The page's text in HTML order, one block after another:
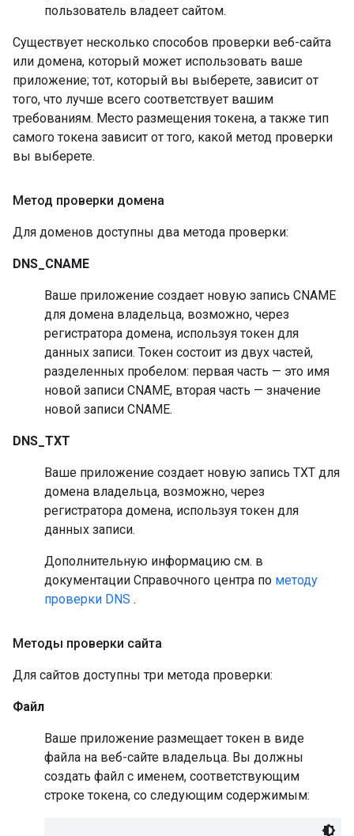
пользователь владеет сайтом.
Существует несколько способов проверки веб-сайта
или домена, который может использовать ваше
приложение; тот, который вы выберете, зависит от
того, что лучше всего соответствует вашим
требованиям. Место размещения токена, а также тип
самого токена зависит от того, какой метод проверки
вы выберете.
Метод проверки домена
Для доменов доступны два метода проверки:
DNS_CNAME
Ваше приложение создает новую запись CNAME
для домена владельца, возможно, через
регистратора домена, используя токен для
данных записи. Токен состоит из двух частей,
разделенных пробелом: первая часть — это имя
новой записи CNAME, вторая часть — значение
новой записи CNAME.
DNS_TXT
Ваше приложение создает новую запись TXT для
домена владельца, возможно, через
регистратора домена, используя токен для
данных записи.
Дополнительную информацию см. в
документации Справочного центра по методу
проверки DNS .
Методы проверки сайта
Для сайтов доступны три метода проверки:
Файл
Ваше приложение размещает токен в виде
файла на веб-сайте владельца. Вы должны
создать файл с именем, соответствующим
строке токена, со следующим содержимым: